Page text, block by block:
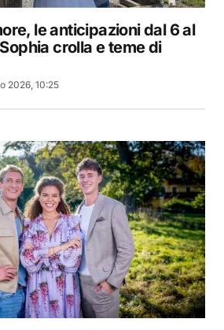
le anticipazioni dal 6 al
crolla e teme di
2026, 10:25